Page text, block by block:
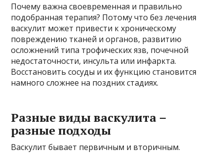
Почему важна своевременная и правильно
подобранная терапия? Потому что без лечения
васкулит может привести к хроническому
повреждению тканей и органов, развитию
осложнений типа трофических язв, почечной
недостаточности, инсульта или инфаркта.
Восстановить сосуды и их функцию становится
намного сложнее на поздних стадиях.
Разные виды васкулита –
разные подходы
Васкулит бывает первичным и вторичным.